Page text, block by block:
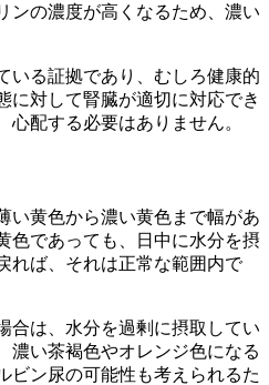
ンの濃度が高くなるため、濃い
いる証拠であり、むしろ健康的
に対して腎臓が適切に対応でき
配する必要はありません。
い黄色から濃い黄色まで幅があ
色であっても、日中に水分を摂
れば、それは正常な範囲内で
合は、水分を過剰に摂取してい
濃い茶褐色やオレンジ色になる
ビン尿の可能性も考えられるた